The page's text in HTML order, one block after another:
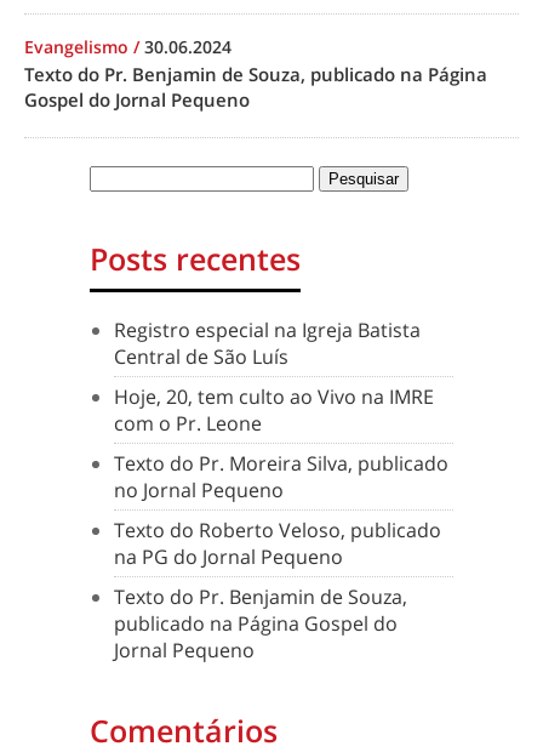
Evangelismo /30.06.2024
Texto do Pr. Benjamin de Souza, publicado na Página
Gospel do Jornal Pequeno
Posts recentes
Registro especial na Igreja Batista
Central de São Luís
Hoje, 20, tem culto ao Vivo na IMRE
com o Pr. Leone
Texto do Pr. Moreira Silva, publicado
no Jornal Pequeno
Texto do Roberto Veloso, publicado
na PG do Jornal Pequeno
Texto do Pr. Benjamin de Souza,
publicado na Página Gospel do
Jornal Pequeno
Comentários